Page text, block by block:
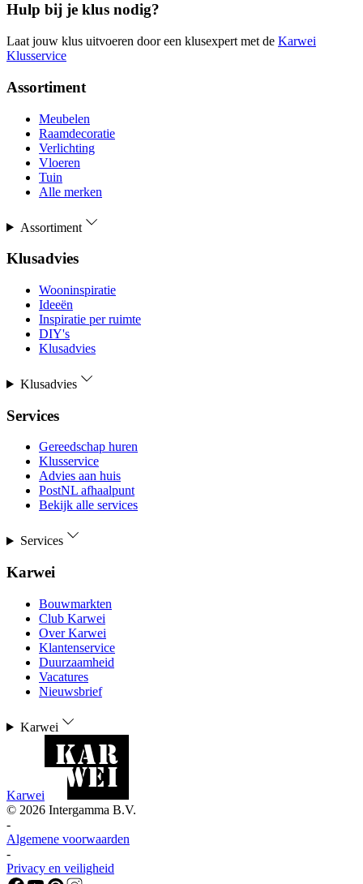
Hulp bij je klus nodig?
Laat jouw klus uitvoeren door een klusexpert met de Karwei
Klusservice
Assortiment
Meubelen
Raamdecoratie
Verlichting
Vloeren
Tuin
Alle merken
Assortiment
Klusadvies
Wooninspiratie
Ideeën
Inspiratie per ruimte
DIY's
Klusadvies
Klusadvies
Services
Gereedschap huren
Klusservice
Advies aan huis
PostNL afhaalpunt
Bekijk alle services
Services
Karwei
Bouwmarkten
Club Karwei
Over Karwei
Klantenservice
Duurzaamheid
Vacatures
Nieuwsbrief
Karwei
Karwei
© 2026 Intergamma B.V.
-
Algemene voorwaarden
-
Privacy en veiligheid